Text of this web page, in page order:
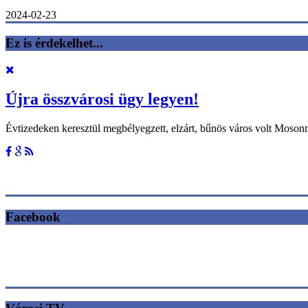
2024-02-23
Ez is érdekelhet...
Újra összvárosi ügy legyen!
Évtizedeken keresztül megbélyegzett, elzárt, bűnös város volt
Facebook